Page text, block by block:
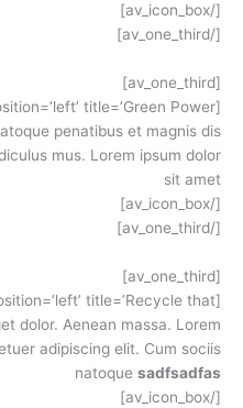
[/av_icon_box]
[/av_one_third]
[av_one_third]
[av_icon_box icon=’50’ position=’left’ title=’Green Power’]
penatibus et magnis dis
mus. Lorem ipsum dolor
sit amet
[/av_icon_box]
[/av_one_third]
[av_one_third]
[av_icon_box icon=’125′ position=’left’ title=’Recycle that’]
dolor. Aenean massa. Lorem
adipiscing elit. Cum sociis
natoque sadfsadfas
[/av_icon_box]